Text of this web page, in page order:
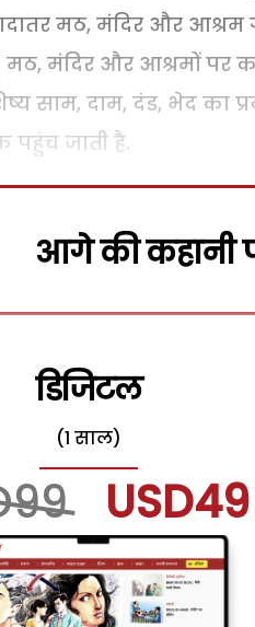
मठ, मंदिर और
मठ, मंदिर और आश्रमों
साम, दाम, दंड, भेद का
पहुंच जाती है.
आगे की कहानी
डिजिटल
(1 साल)
USD49